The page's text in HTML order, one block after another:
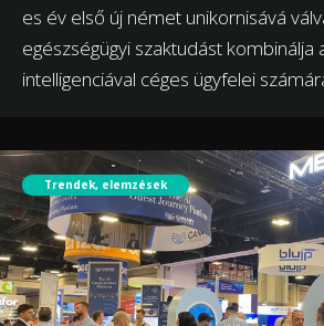
es év első új német unikornisává
egészségügyi szaktudást kombinálja
intelligenciával céges ügyfelei
Trendek, elemzések